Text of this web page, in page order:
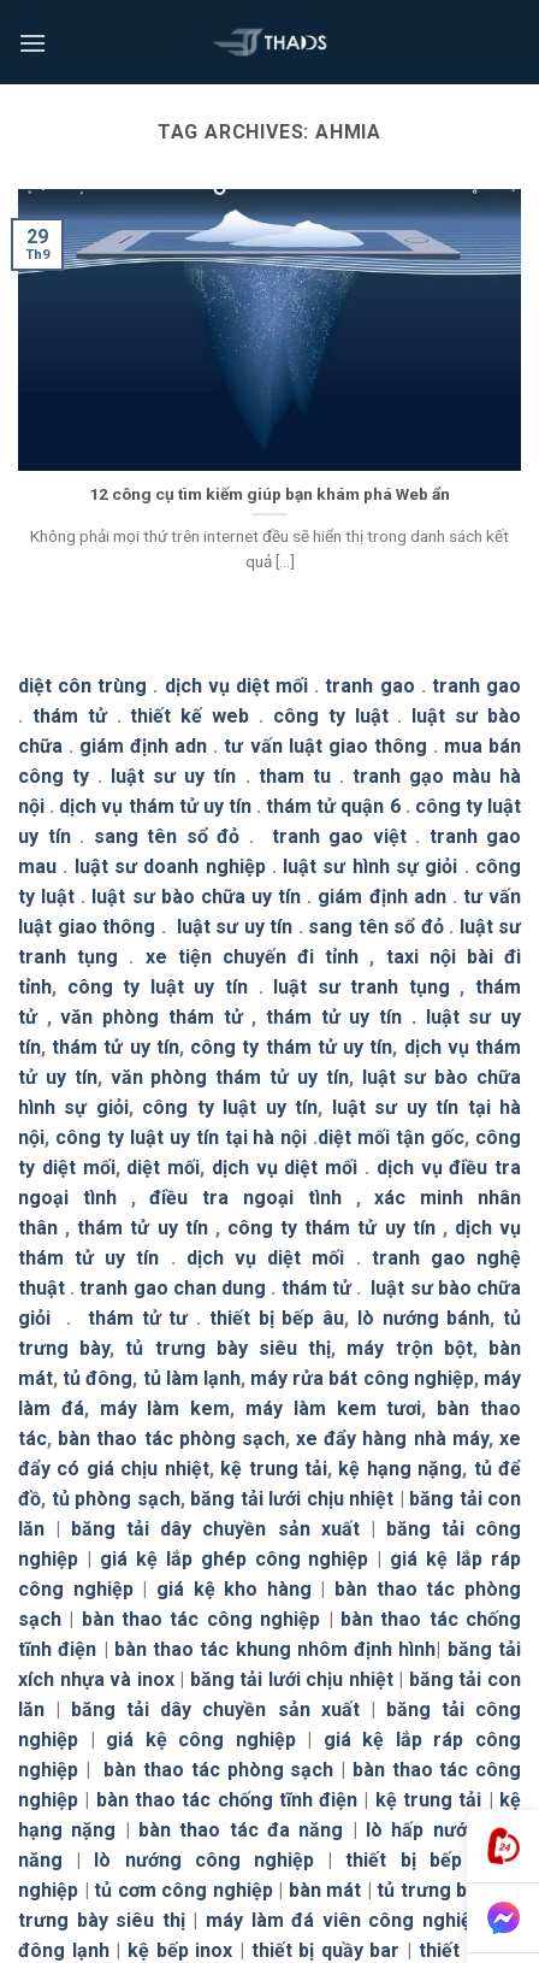
TAG ARCHIVES:AHMIA
12 công cụ tìm kiếm giúp bạn khám phá Web ẩn
Không phải mọi thứ trên internet đều sẽ hiển thị trong danh sách kết
quả [...]
29
Th9
diệt côn trùng . dịch vụ diệt mối .tranh gao . tranh gao
. thám tử.thiết kế web . công ty luật. luật sư bào
chữa . giám định adn .tư vấn luật giao thông . mua bán
công ty . luật sư uy tín . tham tu. tranh gạo màu hà
nội . dịch vụ thám tử uy tín.thám tử quận 6. công ty luật
uy tín. sang tên sổ đỏ . tranh gao việt. tranh gao
mau . luật sư doanh nghiệp. luật sư hình sự giỏi . công
ty luật . luật sư bào chữa uy tín . giám định adn. tư vấn
luật giao thông . luật sư uy tín . sang tên sổ đỏ. luật sư
tranh tụng . xe tiện chuyến đi tỉnh , taxi nội bài đi
tỉnh, công ty luật uy tín. luật sư tranh tụng ,thám
tử,văn phòng thám tử,thám tử uy tín . luật sư uy
tín,thám tử uy tín, công ty thám tử uy tín, dịch vụ thám
tử uy tín, văn phòng thám tử uy tín, luật sư bào chữa
hình sự giỏi, công ty luật uy tín, luật sư uy tín tại hà
nội, công ty luật uy tín tại hà nội .diệt mối tận gốc, công
ty diệt mối, diệt mối, dịch vụ diệt mối . dịch vụ điều tra
ngoại tình,điều tra ngoại tình,xác minh nhân
thân ,thám tử uy tín, công ty thám tử uy tín, dịch vụ
thám tử uy tín . dịch vụ diệt mối . tranh gao nghệ
thuật .tranh gao chan dung . thám tử. luật sư bào chữa
giỏi . thám tử tư. thiết bị bếp âu, lò nướng bánh,tủ
trưng bày,tủ trưng bày siêu thị, máy trộn bột, bàn
mát,tủ đông, tủ làm lạnh, máy rửa bát công nghiệp, máy
làm đá, máy làm kem, máy làm kem tươi, bàn thao
tác, bàn thao tác phòng sạch,xe đẩy hàng nhà máy,xe
đẩy có giá chịu nhiệt, kệ trung tải, kệ hạng nặng, tủ để
đồ, tủ phòng sạch, băng tải lưới chịu nhiệt | băng tải con
lăn | băng tải dây chuyền sản xuất| băng tải công
nghiệp | giá kệ lắp ghép công nghiệp | giá kệ lắp ráp
công nghiệp| giá kệ kho hàng | bàn thao tác phòng
sạch | bàn thao tác công nghiệp | bàn thao tác chống
tĩnh điện | bàn thao tác khung nhôm định hình| băng tải
xích nhựa và inox| băng tải lưới chịu nhiệt| băng tải con
lăn | băng tải dây chuyền sản xuất| băng tải công
nghiệp | giá kệ công nghiệp| giá kệ lắp ráp công
nghiệp | bàn thao tác phòng sạch | bàn thao tác công
nghiệp | bàn thao tác chống tĩnh điện | kệ trung tải | kệ
hạng nặng | bàn thao tác đa năng | lò hấp nướng đa
năng | lò nướng công nghiệp |thiết bị bếp công
nghiệp | tủ cơm công nghiệp| bàn mát | tủ trưng bày|tủ
trưng bày siêu thị| máy làm đá viên công nghiệp |tủ
đông lạnh| kệ bếp inox | thiết bị quầy bar | thiết bị chế